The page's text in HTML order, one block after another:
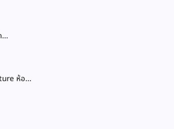
…
ห้อ…